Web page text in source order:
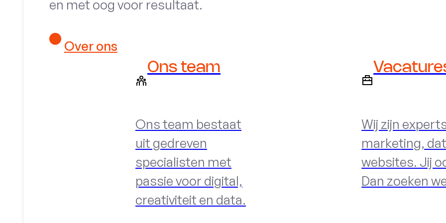
en met oog voor resultaat.
Over ons
Ons team
Ons team bestaat
uit gedreven
specialisten met
passie voor digital,
creativiteit en data.
Wij zijn
marketing,
websites. Jij
Dan zoeken